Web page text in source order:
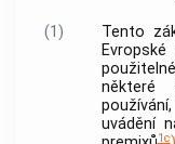
(1)
Tento
některé
uvádění
1c